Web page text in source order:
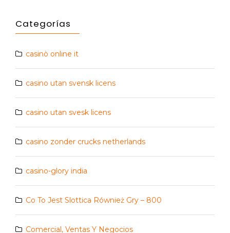
Categorías
casinò online it
casino utan svensk licens
casino utan svesk licens
casino zonder crucks netherlands
casino-glory india
Co To Jest Slottica Również Gry – 800
Comercial, Ventas Y Negocios